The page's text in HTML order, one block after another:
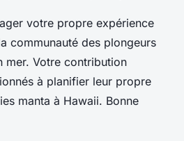
votre propre expérience
communauté des plongeurs
mer. Votre contribution
à planifier leur propre
manta à Hawaii. Bonne